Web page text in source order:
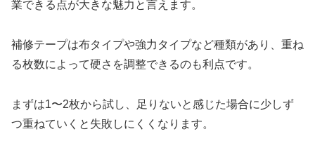
業できる点が大きな魅力と言えます。
補修テープは布タイプや強力タイプなど種類があり、重ね
る枚数によって硬さを調整できるのも利点です。
まずは1〜2枚から試し、足りないと感じた場合に少しず
つ重ねていくと失敗しにくくなります。